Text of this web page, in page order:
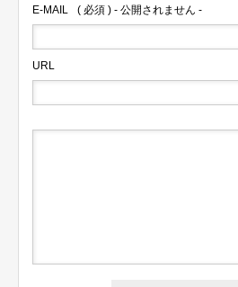
E-MAIL ( 必須 ) - 公開されません -
URL
ログイン